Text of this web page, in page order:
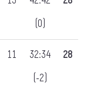
(0)
11
32:34
(-2)
28